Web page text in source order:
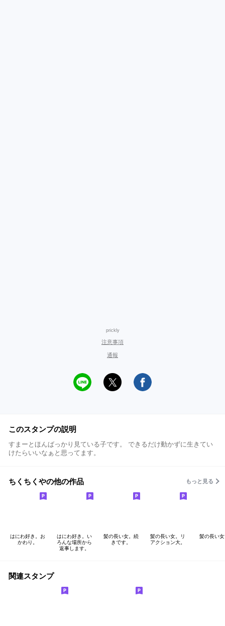
prickly
注意事項
通報
このスタンプの説明
すまーとほんばっかり見ている子です。 できるだけ動かずに生きてい
けたらいいなぁと思ってます。
ちくちくやの他の作品 もっと見る
はにわ好き。お
かわり。
はにわ好き。い
ろんな場所から
返事します。
髪の長い女。続
きです。
髪の長い女。リ
アクション大。
髪の長い
関連スタンプ